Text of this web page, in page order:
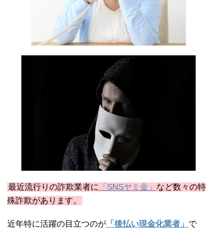
最近流行りの詐欺業者に 「SNSヤミ金」 など数々の特
殊詐欺があります。
近年特に活躍の目立つのが 「後払い現金化業者」 で